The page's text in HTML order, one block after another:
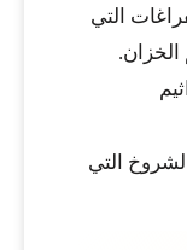
التي
الخزان.
التي